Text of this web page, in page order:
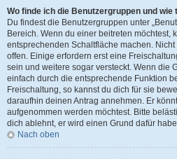
Wo finde ich die Benutzergruppen und wie
Du findest die Benutzergruppen unter
Bereich. Wenn du einer beitreten möchtest,
entsprechenden Schaltfläche machen.
offen. Einige erfordern erst eine
sein und weitere sogar versteckt. Wenn die
einfach durch die entsprechende Funktion
Freischaltung, so kannst du dich für sie
daraufhin deinen Antrag annehmen. Er
aufgenommen werden möchtest. Bitte
dich ablehnt, er wird einen Grund dafür
Nach oben